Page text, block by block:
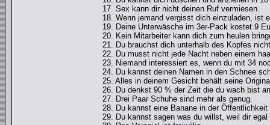
17. Sex kann dir nicht deinen Ruf vermiesen.
18. Wenn jemand vergisst dich einzuladen, ist
19. Deine Unterwäsche im 3er-Pack kostet 9
20. Kein Mitarbeiter kann dich zum heulen
21. Du brauchst dich unterhalb des Kopfes
22. Du musst nicht jede Nacht neben einem
23. Niemand interessiert es, wenn du mit 34
24. Du kannst deinen Namen in den Schnee
25. Alles in deinem Gesicht behält seine
26. Du denkst 90 % der Zeit die du wach bist
27. Drei Paar Schuhe sind mehr als genug.
28. Du kannst eine Banane in der Öffentlichkeit
29. Du kannst sagen was du willst, weil dir